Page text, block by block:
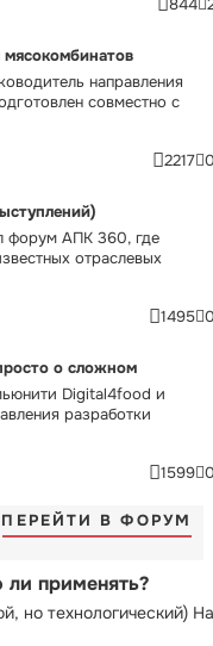
844
направления
совместно с
2217
форум АПК 360, где
отраслевых
1495
о сложном
Digital4food и
разработки
1599
ПЕРЕЙТИ В ФОРУМ
применять?
но технологический) На